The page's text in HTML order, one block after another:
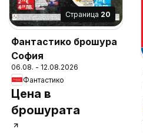
Cтраница 20
Фантастико брошура
София
06.08. - 12.08.2026
Фантастико
Цена в
брошурата